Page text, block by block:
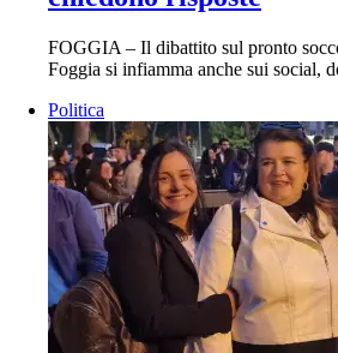
FOGGIA – Il dibattito sul pronto
Foggia si infiamma anche sui social,
Politica